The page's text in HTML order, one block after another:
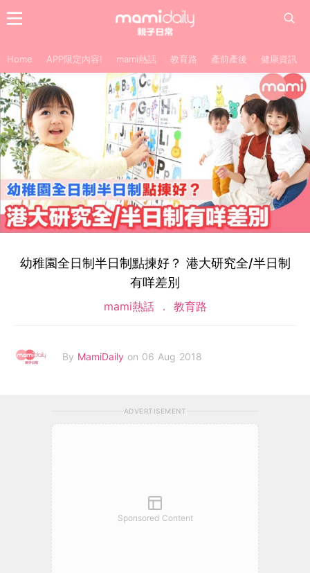
Home APP限定內容! mami熱話 教育路 產前產後 健康資訊
幼稚園全日制半日制點揀好？ 港大研究全/半日制
有咩差別
mami熱話 教育路
By MamiDaily on 06 Aug 2018
ADVERTISEMENT
Sponsored Content